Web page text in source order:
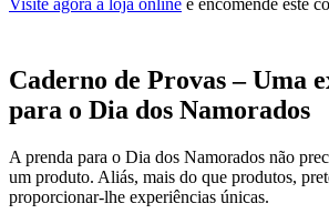
Visite agora a loja online e encomende este
Caderno de Provas – Uma
para o Dia dos Namorados
A prenda para o Dia dos Namorados não
um produto. Aliás, mais do que produtos,
proporcionar-lhe experiências únicas.